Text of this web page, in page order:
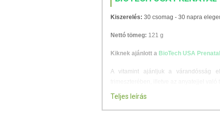
Kiszerelés: 30 csomag - 30 napra
Nettó tömeg: 121 g
Kiknek ajánlott a BioTech USA
A vitamint ajánljuk a várandósság
Hogyan alkalmazzuk a
Teljes leírás